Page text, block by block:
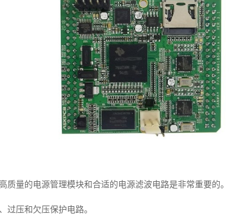
量的电源管理模块和合适的电源滤波电路是非常重要的。
过压和欠压保护电路。